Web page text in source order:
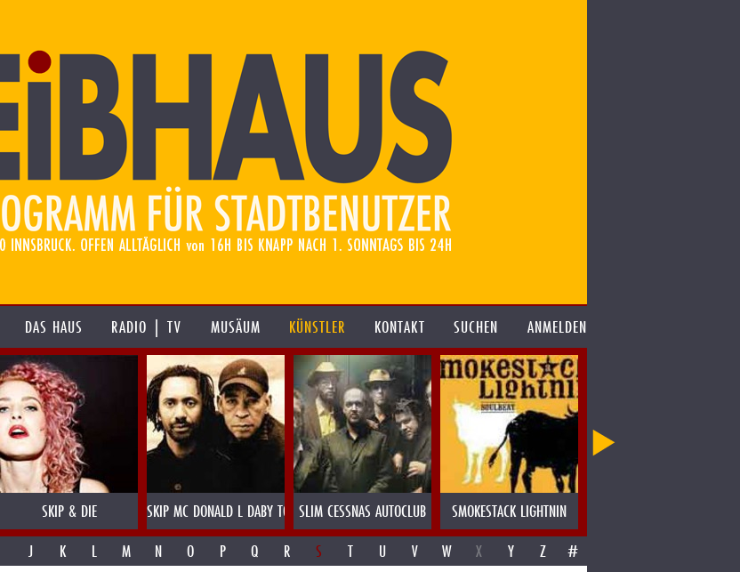
DAS HAUS RADIO | TV MUSÄUM KÜNSTLER KONTAKT SUCHEN ANMELDEN
SKIP & DIE SKIP MC DONALD L DABY TOURESLIM CESSNAS AUTOCLUB SMOKESTACK LIGHTNIN
J K L M N O P Q R S T U V W X Y Z #